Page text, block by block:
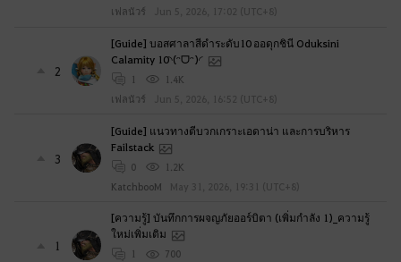
เฟลนัวร์
Jun 5, 2026, 17:02 (UTC+8)
2
[Guide] บอสศาลาสีดำระดับ10 ออดุกชินี Oduksini
Calamity 10◝(ᵔᗜᵔ)◜
1
1.4K
เฟลนัวร์
Jun 5, 2026, 16:52 (UTC+8)
3
[Guide] แนวทางตีบวกเกราะเอดาน่า และการบริหาร
Failstack
0
1.2K
KatchbooM
May 31, 2026, 19:31 (UTC+8)
1
[ความรู้] บันทึกการผจญภัยออร์บิตา (เพิ่มกำลัง 1)_ความรู้
ใหม่เพิ่มเติม
1
700